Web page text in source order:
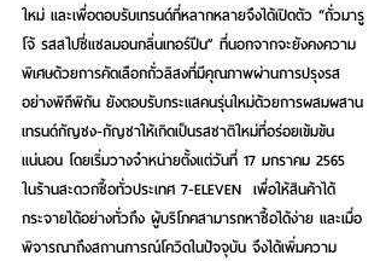
ใหม่ และเพื่อตอบรับเทรนด์ที่หลากหลายจึงได้เปิดตัว “ถั่วมารู
โจ้ รสสไปซี่แซลมอนกลิ่นเทอร์ปีน” ที่นอกจากจะยังคงความ
พิเศษด้วยการคัดเลือกถั่วลิสงที่มีคุณภาพผ่านการปรุงรส
อย่างพิถีพิถัน ยังตอบรับกระแสคนรุ่นใหม่ด้วยการผสมผสาน
เทรนด์กัญชง-กัญชาให้เกิดเป็นรสชาติใหม่ที่อร่อยเข้มข้น
แน่นอน โดยเริ่มวางจำหน่ายตั้งแต่วันที่ 17 มกราคม 2565
ในร้านสะดวกซื้อทั่วประเทศ 7-ELEVEN  เพื่อให้สินค้าได้
กระจายได้อย่างทั่วถึง ผู้บริโภคสามารถหาซื้อได้ง่าย และเมื่อ
พิจารณาถึงสถานการณ์โควิดในปัจจุบัน จึงได้เพิ่มความ